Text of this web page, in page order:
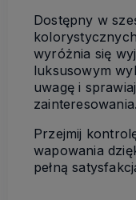
Dostępny w
wyróżnia się
luksusowym
uwagę i
zainteresowania.
Przejmij
wapowania
pełną